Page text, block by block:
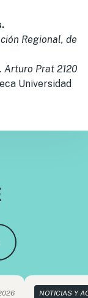
Regional, de
Arturo Prat 2120
Universidad
NOTICIAS Y